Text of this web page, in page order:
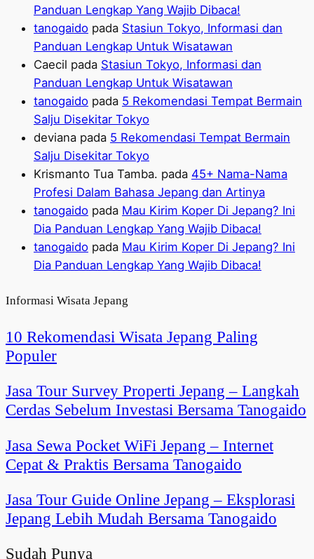
Panduan Lengkap Yang Wajib Dibaca!
tanogaido pada Stasiun Tokyo, Informasi dan
Panduan Lengkap Untuk Wisatawan
Caecil pada Stasiun Tokyo, Informasi dan
Panduan Lengkap Untuk Wisatawan
tanogaido pada 5 Rekomendasi Tempat Bermain
Salju Disekitar Tokyo
deviana pada 5 Rekomendasi Tempat Bermain
Salju Disekitar Tokyo
Krismanto Tua Tamba. pada 45+ Nama-Nama
Profesi Dalam Bahasa Jepang dan Artinya
tanogaido pada Mau Kirim Koper Di Jepang? Ini
Dia Panduan Lengkap Yang Wajib Dibaca!
tanogaido pada Mau Kirim Koper Di Jepang? Ini
Dia Panduan Lengkap Yang Wajib Dibaca!
Informasi Wisata Jepang
10 Rekomendasi Wisata Jepang Paling
Populer
Jasa Tour Survey Properti Jepang – Langkah
Cerdas Sebelum Investasi Bersama Tanogaido
Jasa Sewa Pocket WiFi Jepang – Internet
Cepat & Praktis Bersama Tanogaido
Jasa Tour Guide Online Jepang – Eksplorasi
Jepang Lebih Mudah Bersama Tanogaido
Sudah Punya